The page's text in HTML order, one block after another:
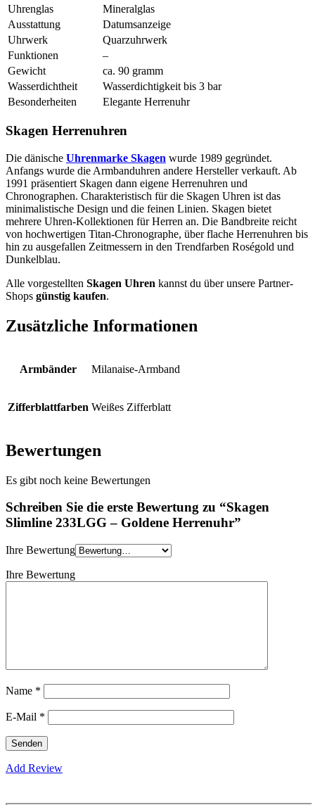
Uhrenglas
Mineralglas
Ausstattung
Datumsanzeige
Uhrwerk
Quarzuhrwerk
Funktionen
–
Gewicht
ca. 90 gramm
Wasserdichtheit
Wasserdichtigkeit bis 3 bar
Besonderheiten
Elegante Herrenuhr
Skagen Herrenuhren
Die dänische Uhrenmarke Skagen wurde 1989 gegründet.
Anfangs wurde die Armbanduhren andere Hersteller verkauft. Ab
1991 präsentiert Skagen dann eigene Herrenuhren und
Chronographen. Charakteristisch für die Skagen Uhren ist das
minimalistische Design und die feinen Linien. Skagen bietet
mehrere Uhren-Kollektionen für Herren an. Die Bandbreite reicht
von hochwertigen Titan-Chronographe, über flache Herrenuhren bis
hin zu ausgefallen Zeitmessern in den Trendfarben Roségold und
Dunkelblau.
Alle vorgestellten Skagen Uhren kannst du über unsere Partner-
Shops günstig kaufen.
Zusätzliche Informationen
Armbänder Milanaise-Armband
Zifferblattfarben Weißes Zifferblatt
Bewertungen
Es gibt noch keine Bewertungen
Schreiben Sie die erste Bewertung zu “Skagen
Slimline 233LGG – Goldene Herrenuhr”
Ihre Bewertung
Ihre Bewertung
Name *
E-Mail *
Add Review